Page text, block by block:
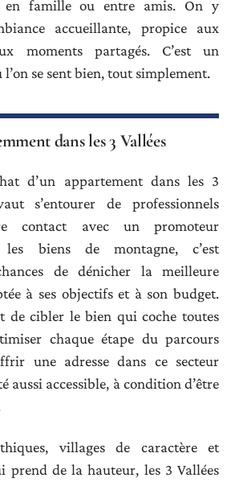
en famille ou entre amis. On y
accueillante, propice aux
moments partagés. C’est un
se sent bien, tout simplement.
dans les 3 Vallées
d’un appartement dans les 3
s’entourer de professionnels
contact avec un promoteur
les biens de montagne, c’est
de dénicher la meilleure
à ses objectifs et à son budget.
de cibler le bien qui coche toutes
chaque étape du parcours
une adresse dans ce secteur
aussi accessible, à condition d’être
villages de caractère et
prend de la hauteur, les 3 Vallées